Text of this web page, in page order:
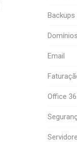
Backups
Domínios
Email
Office